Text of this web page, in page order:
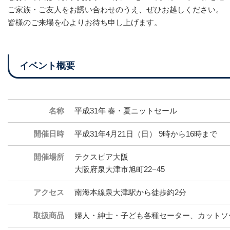
ご家族・ご友人をお誘い合わせのうえ、ぜひお越しください。
皆様のご来場を心よりお待ち申し上げます。
イベント概要
名称 平成31年 春・夏ニットセール
開催日時 平成31年4月21日（日） 9時から16時まで
開催場所
テクスピア大阪
大阪府泉大津市旭町22−45
アクセス 南海本線泉大津駅から徒歩約2分
取扱商品 婦人・紳士・子ども各種セーター、カット